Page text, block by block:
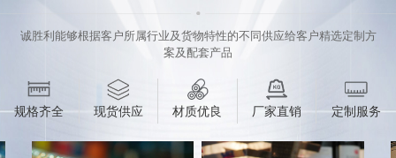
诚胜利能够根据客户所属行业及货物特性的不同供应给客户精选定制方
案及配套产品
规格齐全 现货供应 材质优良 厂家直销 定制服务